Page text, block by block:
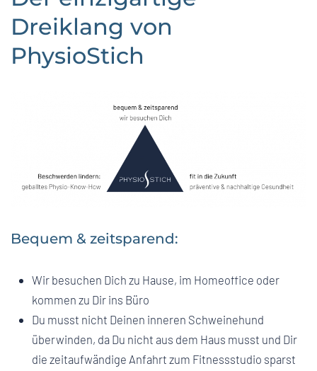
Dreiklang von
PhysioStich
Bequem & zeitsparend:
Wir besuchen Dich zu Hause, im Homeoffice oder
kommen zu Dir ins Büro
Du musst nicht Deinen inneren Schweinehund
überwinden, da Du nicht aus dem Haus musst und Dir
die zeitaufwändige Anfahrt zum Fitnessstudio sparst